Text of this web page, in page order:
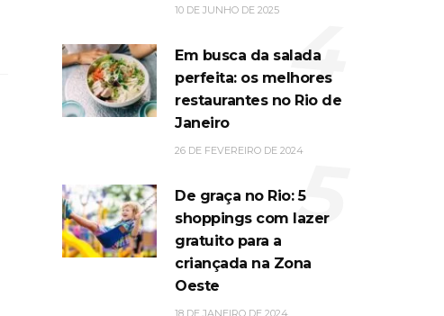
10 DE JUNHO DE 2025
Em busca da salada
perfeita: os melhores
restaurantes no Rio de
Janeiro
26 DE FEVEREIRO DE 2024
4
De graça no Rio: 5
shoppings com lazer
gratuito para a
criançada na Zona
Oeste
18 DE JANEIRO DE 2024
5